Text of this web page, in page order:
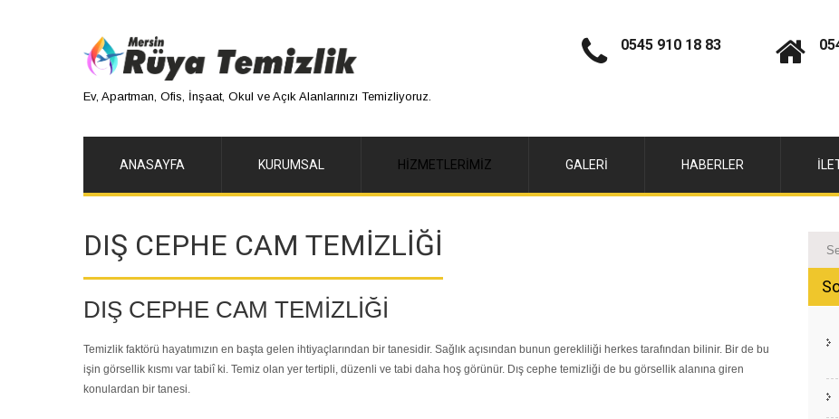
Ev, Apartman, Ofis, İnşaat, Okul ve Açık Alanlarınızı Temizliyoruz.
0545 910 18 83
ANASAYFA KURUMSAL HIZMETLERIMIZ GALERI HABERLER
DIŞ CEPHE CAM TEMİZLİĞİ
DIŞ CEPHE CAM TEMİZLİĞİ
Temizlik faktörü hayatımızın en başta gelen ihtiyaçlarından bir tanesidir. Sağlık açısından bunun gerekliliği herkes tarafından bilinir. Bir de bu
işin görsellik kısmı var tabiî ki. Temiz olan yer tertipli, düzenli ve tabi daha hoş görünür. Dış cephe temizliği de bu görsellik alanına giren
konulardan bir tanesi.